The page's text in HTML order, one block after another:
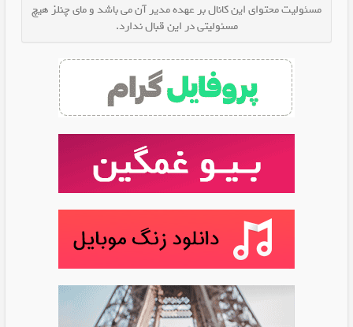
مسئولیت محتوای این کانال بر عهده مدیر آن می باشد و مای چنلز هیچ
مسئولیتی در این قبال ندارد.